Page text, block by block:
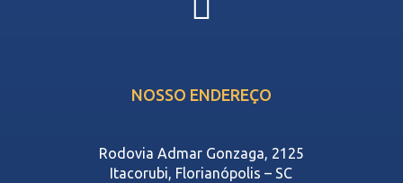
NOSSO ENDEREÇO
Rodovia Admar Gonzaga, 2125
Itacorubi, Florianópolis – SC